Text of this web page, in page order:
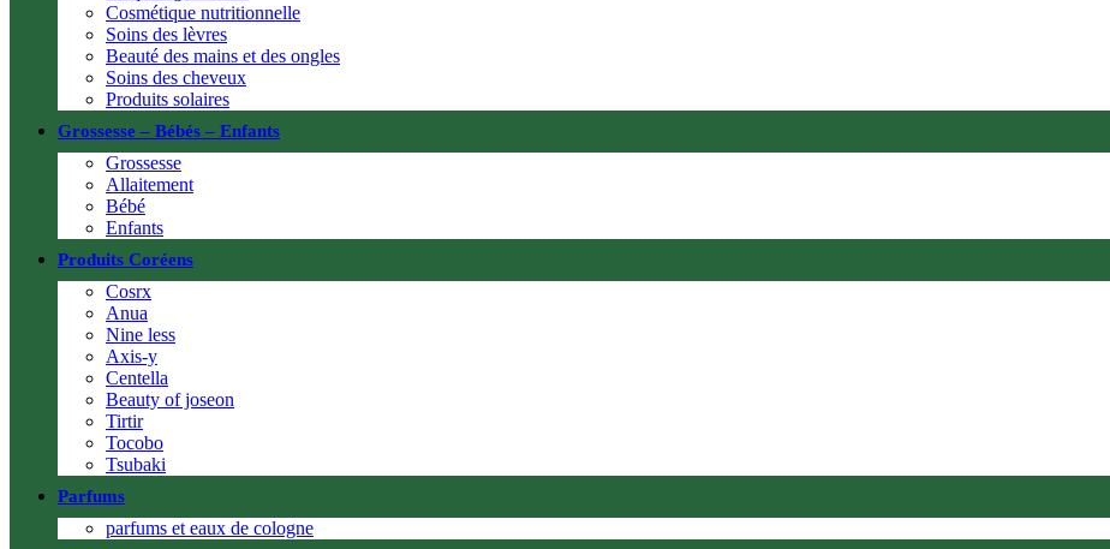
Cosmétique nutritionnelle
Soins des lèvres
Beauté des mains et des ongles
Soins des cheveux
Produits solaires
Grossesse – Bébés – Enfants
Grossesse
Allaitement
Bébé
Enfants
Produits Coréens
Cosrx
Anua
Nine less
Axis-y
Centella
Beauty of joseon
Tirtir
Tocobo
Tsubaki
Parfums
parfums et eaux de cologne